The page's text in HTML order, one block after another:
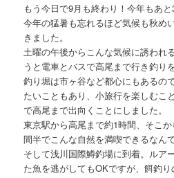
もう今日で9月も終わり！今年もあ
今年の猛暑も忘れるほど気候も秋め
きました。
土曜の午後からこんな気候に誘われ
うと電車とバスで高尾まで行き釣り
釣り堀は市ヶ谷など都心にもあるの
たいこともあり、小旅行を楽しむこ
で高尾まで出向くことにしました。
東京駅から高尾まで約1時間、そこ
間半でこんな自然を満喫できるなん
そして浅川国際鱒釣場に到着。ルア
た魚を逃がしてもOKですが、餌釣り